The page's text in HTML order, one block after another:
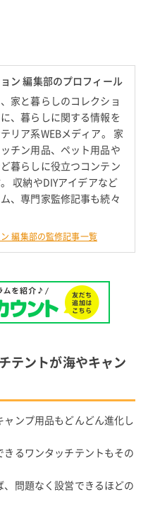
ン 編集部のプロフィール
、家と暮らしのコレクショ
、暮らしに関する情報を
リア系WEBメディア。 家
チン用品、ペット用品や
暮らしに役立つコンテン
収納やDIYアイデアなど
、専門家監修記事も続々
編集部の監修記事一覧
テントが海やキャン
ンプ用品もどんどん進化し
るワンタッチテントもその
問題なく設営できるほどの